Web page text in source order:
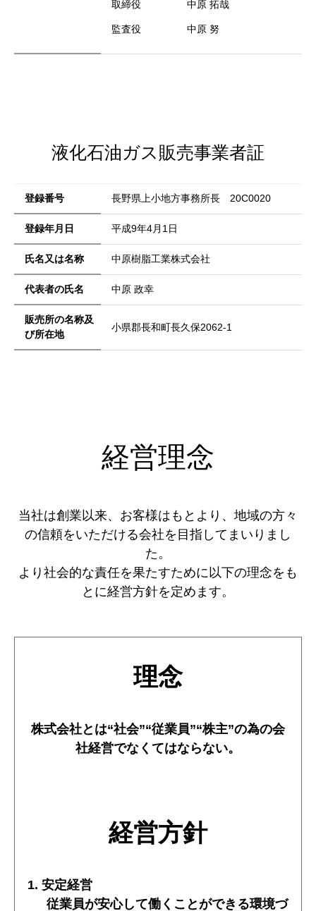
取締役 中原 拓哉
監査役 中原 努
液化石油ガス販売事業者証
登録番号 長野県上小地方事務所長 20C0020
登録年月日 平成9年4月1日
氏名又は名称 中原樹脂工業株式会社
代表者の氏名 中原 政幸
販売所の名称及
び所在地
小県郡長和町長久保2062-1
経営理念
当社は創業以来、お客様はもとより、地域の方々
の信頼をいただける会社を目指してまいりまし
た。
より社会的な責任を果たすために以下の理念をも
とに経営方針を定めます。
理念
株式会社とは“社会”“従業員”“株主”の為の会
社経営でなくてはならない。
経営方針
1. 安定経営
従業員が安心して働くことができる環境づ